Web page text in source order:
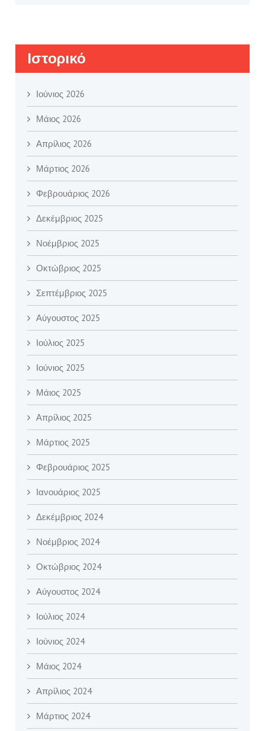
Ιστορικό
Ιούνιος 2026
Μάιος 2026
Απρίλιος 2026
Μάρτιος 2026
Φεβρουάριος 2026
Δεκέμβριος 2025
Νοέμβριος 2025
Οκτώβριος 2025
Σεπτέμβριος 2025
Αύγουστος 2025
Ιούλιος 2025
Ιούνιος 2025
Μάιος 2025
Απρίλιος 2025
Μάρτιος 2025
Φεβρουάριος 2025
Ιανουάριος 2025
Δεκέμβριος 2024
Νοέμβριος 2024
Οκτώβριος 2024
Αύγουστος 2024
Ιούλιος 2024
Ιούνιος 2024
Μάιος 2024
Απρίλιος 2024
Μάρτιος 2024